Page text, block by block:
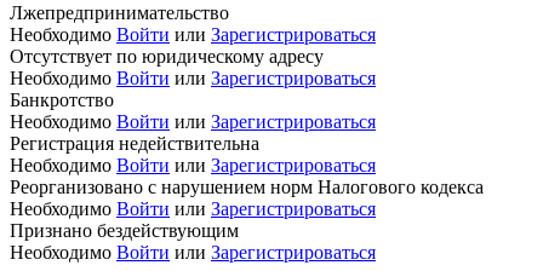
Лжепредпринимательство
Необходимо Войти или Зарегистрироваться
Отсутствует по юридическому адресу
Необходимо Войти или Зарегистрироваться
Банкротство
Необходимо Войти или Зарегистрироваться
Регистрация недействительна
Необходимо Войти или Зарегистрироваться
Реорганизовано с нарушением норм Налогового кодекса
Необходимо Войти или Зарегистрироваться
Признано бездействующим
Необходимо Войти или Зарегистрироваться